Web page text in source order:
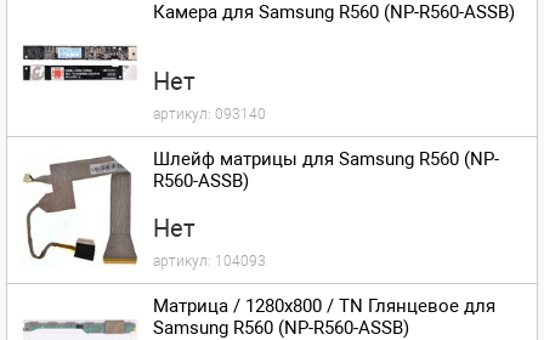
Камера для Samsung R560 (NP-R560-ASSB)
Нет
артикул: 093140
Шлейф матрицы для Samsung R560 (NP-
R560-ASSB)
Нет
артикул: 104093
Матрица / 1280x800 / TN Глянцевое для
Samsung R560 (NP-R560-ASSB)